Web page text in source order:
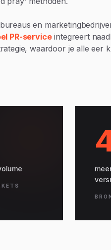
en
PR-serviceintegreert
waardoor je alle eer